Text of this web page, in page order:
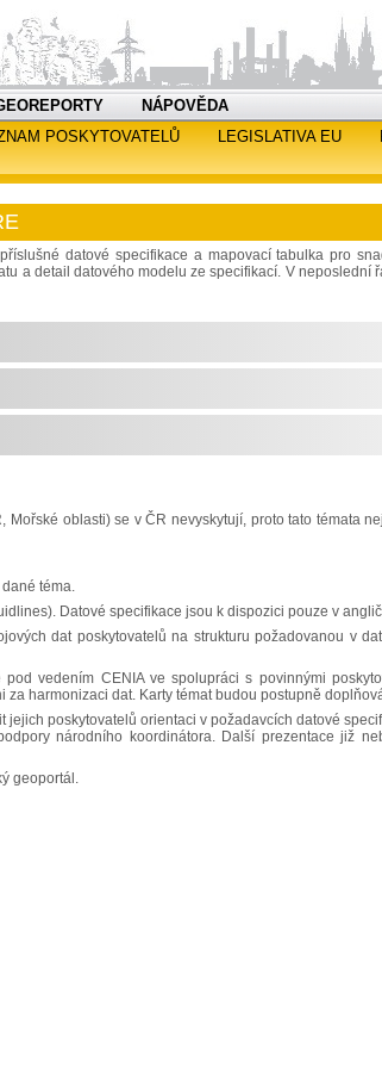
NÁPOVĚDA
POSKYTOVATELŮ LEGISLATIVA EU
datové specifikace a mapovací tabulka pro
a detail datového modelu ze specifikací. V neposlední
Mořské oblasti) se v ČR nevyskytují, proto tato témata
téma.
Datové specifikace jsou k dispozici pouze v
dat poskytovatelů na strukturu požadovanou v
vedením CENIA ve spolupráci s povinnými
harmonizaci dat. Karty témat budou postupně
poskytovatelů orientaci v požadavcích datové
národního koordinátora. Další prezentace již
geoportál.